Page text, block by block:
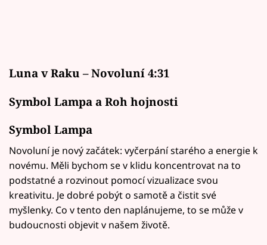
Luna v Raku – Novoluní 4:31
Symbol Lampa a Roh hojnosti
Symbol Lampa
Novoluní je nový začátek: vyčerpání starého a energie k
novému. Měli bychom se v klidu koncentrovat na to
podstatné a rozvinout pomocí vizualizace svou
kreativitu. Je dobré pobýt o samotě a čistit své
myšlenky. Co v tento den naplánujeme, to se může v
budoucnosti objevit v našem životě.